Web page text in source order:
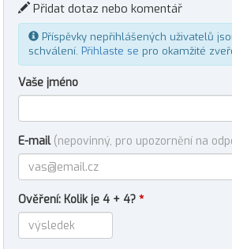
Přidat dotaz nebo komentář
Příspěvky nepřihlášených uživatelů
schválení. Přihlaste se pro okamžité
Vaše jméno
E-mail (nepovinný, pro upozornění na
Ověření: Kolik je 4 + 4? *